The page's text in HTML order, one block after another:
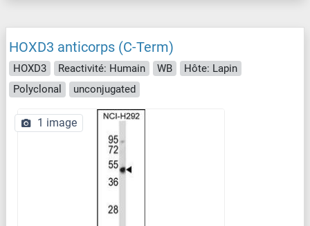
HOXD3 anticorps (C-Term)
HOXD3 Reactivité: Humain WB
Hôte: Lapin
Polyclonal
unconjugated
1 image